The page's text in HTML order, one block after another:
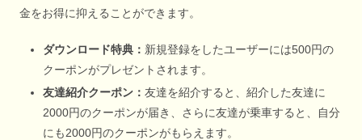
金をお得に抑えることができます。
ダウンロード特典： 新規登録をしたユーザーには500円の
クーポンがプレゼントされます。
友達紹介クーポン： 友達を紹介すると、紹介した友達に
2000円のクーポンが届き、さらに友達が乗車すると、自分
にも2000円のクーポンがもらえます。